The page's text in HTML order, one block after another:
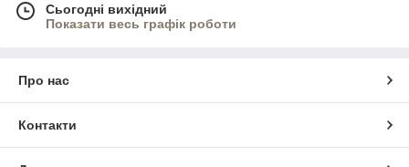
Сьогодні вихідний
Показати весь графік роботи
Про нас
Контакти